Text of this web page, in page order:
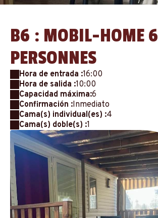
B6 : MOBIL-HOME 6
PERSONNES
Hora de entrada :16:00
Hora de salida :10:00
Capacidad máxima:6
Confirmación :Inmediato
Cama(s) individual(es) :4
Cama(s) doble(s) :1